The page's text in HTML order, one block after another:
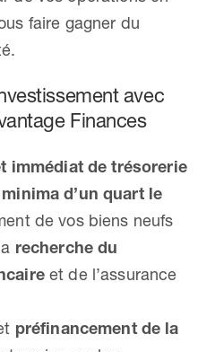
faire gagner du
avec
Finances
immédiat de trésorerie
d’un quart le
de vos biens neufs
recherche du
et de l’assurance
préfinancement de la